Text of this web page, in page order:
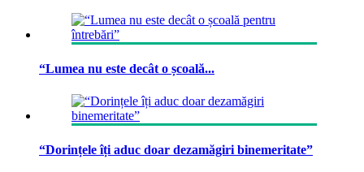
“Lumea nu este decât o școală...
“Dorințele îți aduc doar dezamăgiri binemeritate”